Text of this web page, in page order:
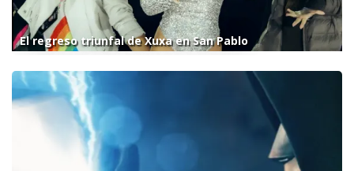
El regreso triunfal de Xuxa en San Pablo